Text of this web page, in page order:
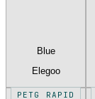
Blue
Elegoo
PETG RAPID